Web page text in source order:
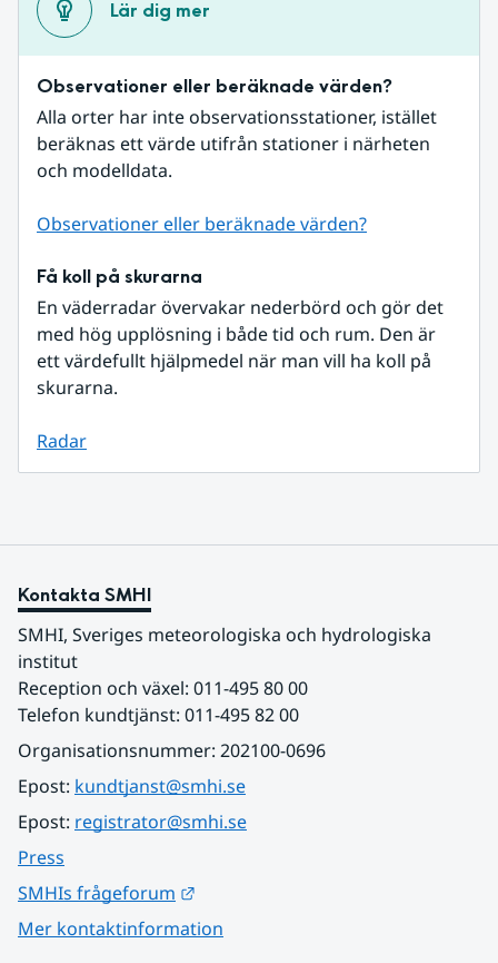
Lär dig mer
Observationer eller beräknade värden?
Alla orter har inte observationsstationer, istället
beräknas ett värde utifrån stationer i närheten
och modelldata.
Observationer eller beräknade värden?
Få koll på skurarna
En väderradar övervakar nederbörd och gör det
med hög upplösning i både tid och rum. Den är
ett värdefullt hjälpmedel när man vill ha koll på
skurarna.
Radar
Kontakta SMHI
SMHI, Sveriges meteorologiska och hydrologiska
institut
Reception och växel: 011-495 80 00
Telefon kundtjänst: 011-495 82 00
Organisationsnummer: 202100-0696
Epost: kundtjanst@smhi.se
Epost: registrator@smhi.se
Press
SMHIs frågeforum
Mer kontaktinformation